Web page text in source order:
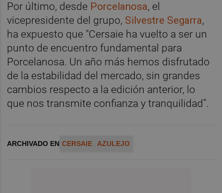
Por último, desde Porcelanosa, el
vicepresidente del grupo, Silvestre Segarra,
ha expuesto que "Cersaie ha vuelto a ser un
punto de encuentro fundamental para
Porcelanosa. Un año más hemos disfrutado
de la estabilidad del mercado, sin grandes
cambios respecto a la edición anterior, lo
que nos transmite confianza y tranquilidad”.
ARCHIVADO EN CERSAIE AZULEJO